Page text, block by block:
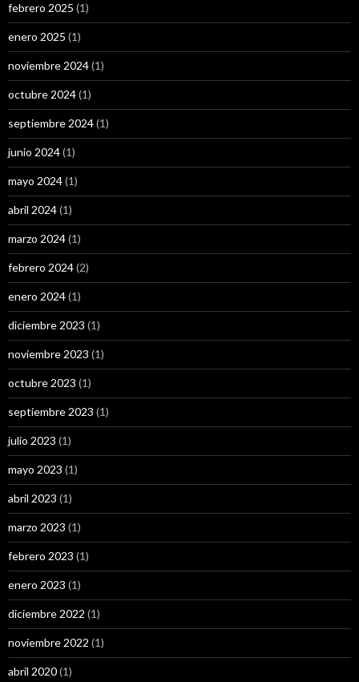
febrero 2025 (1)
enero 2025 (1)
noviembre 2024(1)
octubre 2024(1)
septiembre 2024(1)
junio 2024(1)
mayo 2024(1)
abril 2024(1)
marzo 2024(1)
febrero 2024(2)
enero 2024(1)
diciembre 2023 (1)
noviembre 2023 (1)
octubre 2023 (1)
septiembre 2023 (1)
julio 2023 (1)
mayo 2023 (1)
abril 2023 (1)
marzo 2023 (1)
febrero 2023 (1)
enero 2023 (1)
diciembre 2022 (1)
noviembre 2022 (1)
abril 2020(1)